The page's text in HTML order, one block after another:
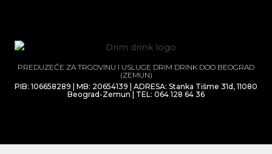
PREDUZEĆE ZA TRGOVINU I USLUGE DRIM DRINK DOO BEOGRAD
(ZEMUN)
PIB: 106658289 | MB: 20654139 | ADRESA: Stanka Tišme 31d, 11080
Beograd-Zemun | TEL: 064 128 64 36